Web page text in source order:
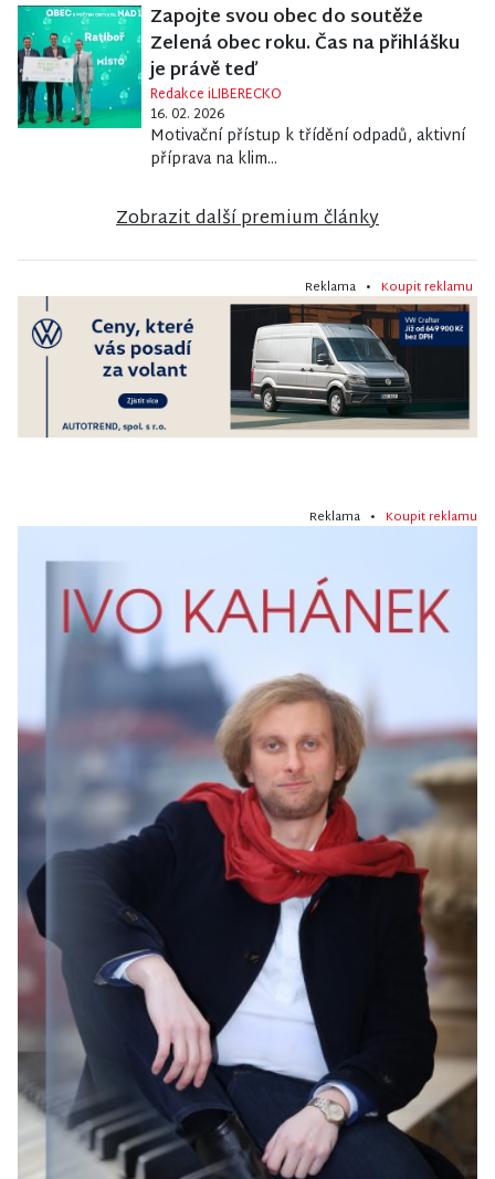
Zapojte svou obec do soutěže
Zelená obec roku. Čas na přihlášku
je právě teď
Redakce iLIBERECKO
16. 02. 2026
Motivační přístup k třídění odpadů, aktivní
příprava na klim...
Zobrazit další premium články
Reklama • Koupit reklamu
Reklama • Koupit reklamu